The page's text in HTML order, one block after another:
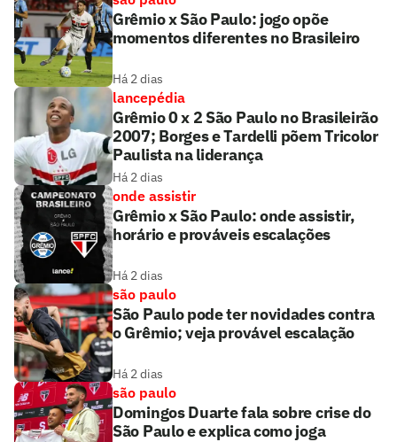
Grêmio x São Paulo: jogo opõe
momentos diferentes no Brasileiro
Há 2 dias
lancepédia
Grêmio 0 x 2 São Paulo no Brasileirão
2007; Borges e Tardelli põem Tricolor
Paulista na liderança
Há 2 dias
onde assistir
Grêmio x São Paulo: onde assistir,
horário e prováveis escalações
Há 2 dias
são paulo
São Paulo pode ter novidades contra
o Grêmio; veja provável escalação
Há 2 dias
são paulo
Domingos Duarte fala sobre crise do
São Paulo e explica como joga